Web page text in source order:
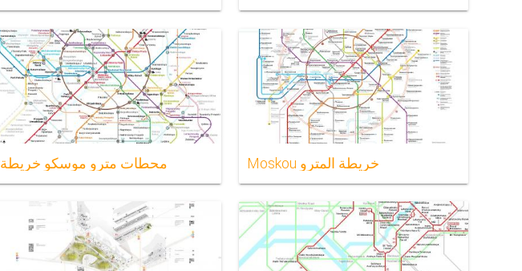
محطات مترو موسكو خريطة Moskou خريطة المترو